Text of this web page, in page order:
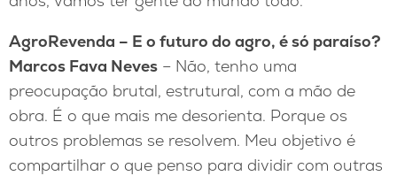
AgroRevenda – E o futuro do agro, é só paraíso?
Marcos Fava Neves – Não, tenho uma
preocupação brutal, estrutural, com a mão de
obra. É o que mais me desorienta. Porque os
outros problemas se resolvem. Meu objetivo é
compartilhar o que penso para dividir com outras